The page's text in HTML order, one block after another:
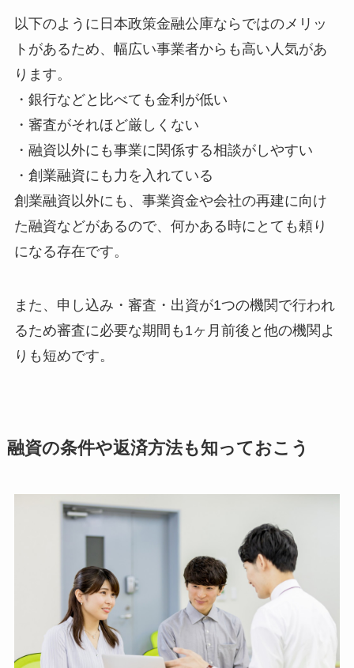
以下のように日本政策金融公庫ならではのメリッ
トがあるため、幅広い事業者からも高い人気があ
ります。
・銀行などと比べても金利が低い
・審査がそれほど厳しくない
・融資以外にも事業に関係する相談がしやすい
・創業融資にも力を入れている
創業融資以外にも、事業資金や会社の再建に向け
た融資などがあるので、何かある時にとても頼り
になる存在です。
また、申し込み・審査・出資が1つの機関で行われ
るため審査に必要な期間も1ヶ月前後と他の機関よ
りも短めです。
融資の条件や返済方法も知っておこう